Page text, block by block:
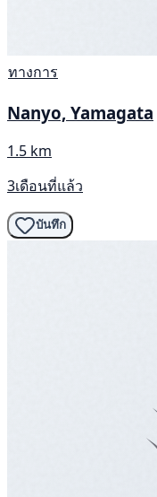
ทางการ
Nanyo, Yamagata
1.5 km
3เดือนที่แล้ว
บันทึก